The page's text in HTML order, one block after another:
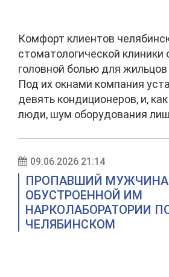
Комфорт клиентов
стоматологической клиники
головной болью для
Под их окнами компания
девять кондиционеров, и,
люди, шум оборудования
09.06.2026 21:14
ПРОПАВШИЙ МУЖЧИНА
ОБУСТРОЕННОЙ ИМ
НАРКОЛАБОРАТОРИИ
ЧЕЛЯБИНСКОМ